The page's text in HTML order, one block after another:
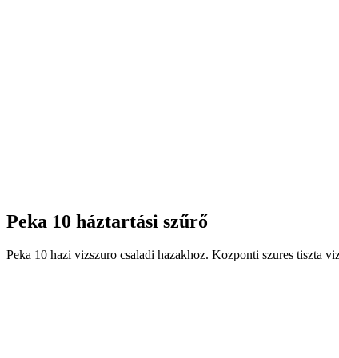
Peka 10 háztartási szűrő
Peka 10 hazi vizszuro csaladi hazakhoz. Kozponti szures tiszta